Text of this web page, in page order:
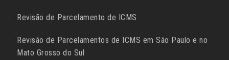
Revisão de Parcelamento de ICMS
Revisão de Parcelamentos de ICMS em São Paulo e no
Mato Grosso do Sul